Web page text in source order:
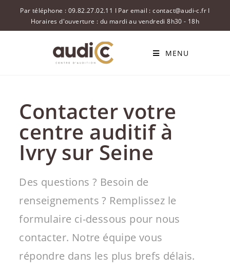
Par téléphone : 09.82.27.02.11 I Par email : contact@audi-c.fr I
Horaires d'ouverture : du mardi au vendredi 8h30 - 18h
MENU
Contacter votre
centre auditif à
Ivry sur Seine
Des questions ? Besoin de
renseignements ? Remplissez le
formulaire ci-dessous pour nous
contacter. Notre équipe vous
répondre dans les plus brefs délais.